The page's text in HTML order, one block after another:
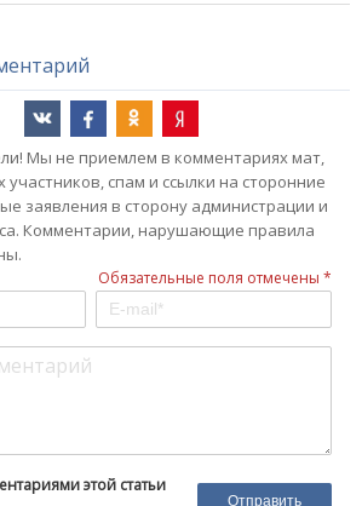
Мы не приемлем в комментариях мат,
участников, спам и ссылки на сторонние
заявления в сторону администрации и
Комментарии, нарушающие правила
Обязательные поля отмечены *
этой статьи